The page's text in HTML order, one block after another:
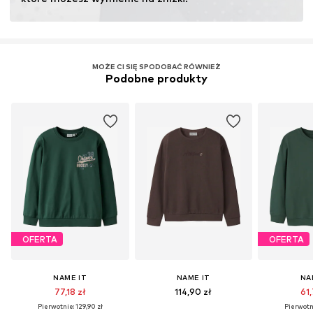
zużycia wody i nawozów chemicznych.
MOŻE CI SIĘ SPODOBAĆ RÓWNIEŻ
Podobne produkty
OFERTA
NAME IT
77,18 zł
Pierwotnie: 129,90 zł
NAME IT
114,90 zł
OFERTA